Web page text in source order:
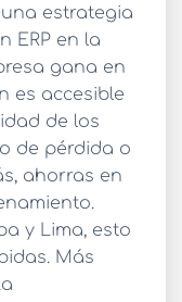
estrategia
ERP en la
gana en
es accesible
de los
de pérdida o
ahorras en
y Lima, esto
Más